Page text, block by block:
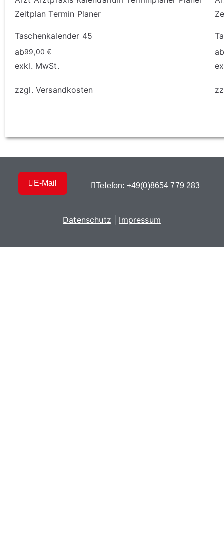
Taschenkalender 45
ab99,00€
exkl. MwSt.
zzgl. Versandkosten
E-Mail Telefon: +49(0)8654 779 283
Datenschutz Impressum